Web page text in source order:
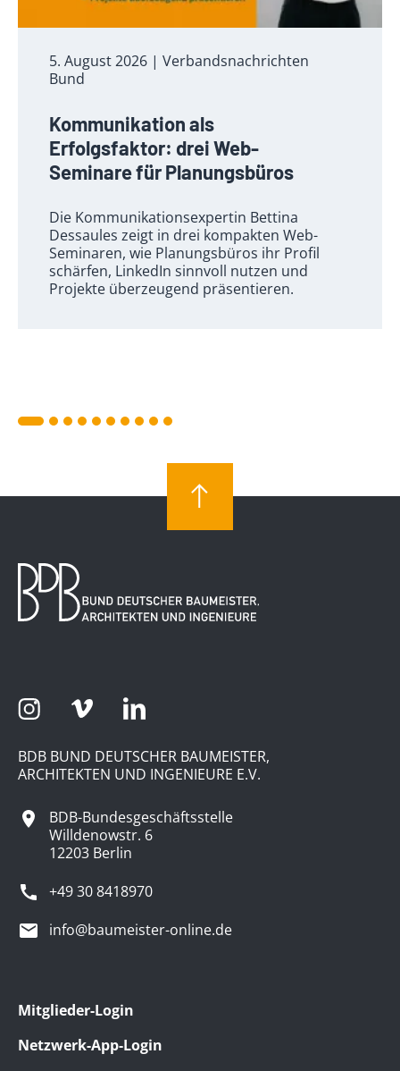
5. August 2026 | Verbandsnachrichten
Bund
Kommunikation als
Erfolgsfaktor: drei Web-
Seminare für Planungsbüros
Die Kommunikationsexpertin Bettina
Dessaules zeigt in drei kompakten Web-
Seminaren, wie Planungsbüros ihr Profil
schärfen, LinkedIn sinnvoll nutzen und
Projekte überzeugend präsentieren.
BDB BUND DEUTSCHER BAUMEISTER,
ARCHITEKTEN UND INGENIEURE E.V.
BDB-Bundesgeschäftsstelle
Willdenowstr. 6
12203 Berlin
+49 30 8418970
info@baumeister-online.de
Mitglieder-Login
Netzwerk-App-Login